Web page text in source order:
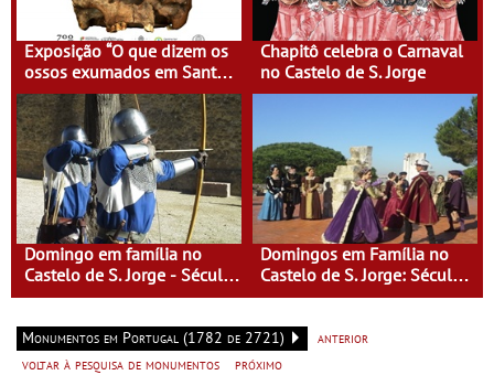
Exposição “O que dizem os
ossos exumados em Santa
Clara-a-Velha”
Chapitô celebra o Carnaval
no Castelo de S. Jorge
Domingo em família no
Castelo de S. Jorge - Século
XI - Lisboa Fora do Condado
Domingos em Família no
Castelo de S. Jorge: Século
XVI - Tempo de Mulheres -
Monumentos em Portugal (1782 de 2721)
anterior
voltar à pesquisa de monumentos
próximo